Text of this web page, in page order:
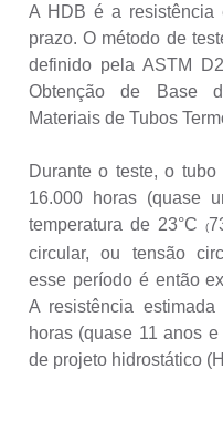
A HDB é a resistência
prazo. O método de
definido pela ASTM
Obtenção de Base
Materiais de Tubos
Durante o teste, o
16.000 horas (quase
temperatura de 23°C (
circular, ou tensão
esse período é então
A resistência
horas (quase 11 anos
de projeto hidrostático